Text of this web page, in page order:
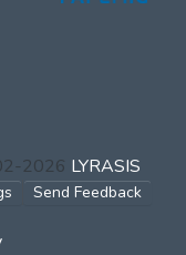
2026 LYRASIS
Send Feedback